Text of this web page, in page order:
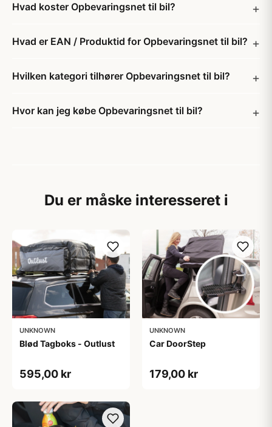
Hvad koster Opbevaringsnet til bil?
Hvad er EAN / Produktid for Opbevaringsnet til bil?
Hvilken kategori tilhører Opbevaringsnet til bil?
Hvor kan jeg købe Opbevaringsnet til bil?
Du er måske interesseret i
UNKNOWN
Blød Tagboks - Outlust
595,00 kr
UNKNOWN
Car DoorStep
179,00 kr